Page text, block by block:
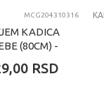
MCG204310316
KADICA
(80CM) -
RSD